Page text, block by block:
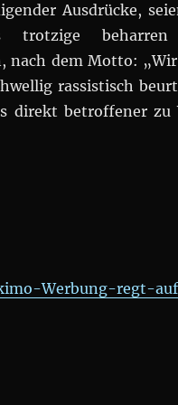
Ausdrücke,
trotzige
nach dem Motto:
rassistisch
direkt betroffener zu
Werbung-regt-